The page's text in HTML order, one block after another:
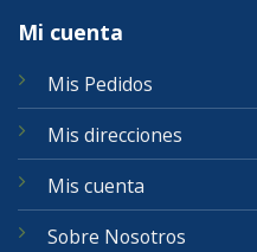
Mi cuenta
Mis Pedidos
Mis direcciones
Mis cuenta
Sobre Nosotros